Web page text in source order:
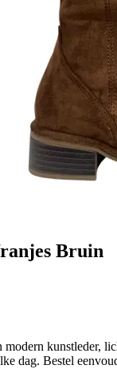
Bruin
modern kunstleder,
dag. Bestel